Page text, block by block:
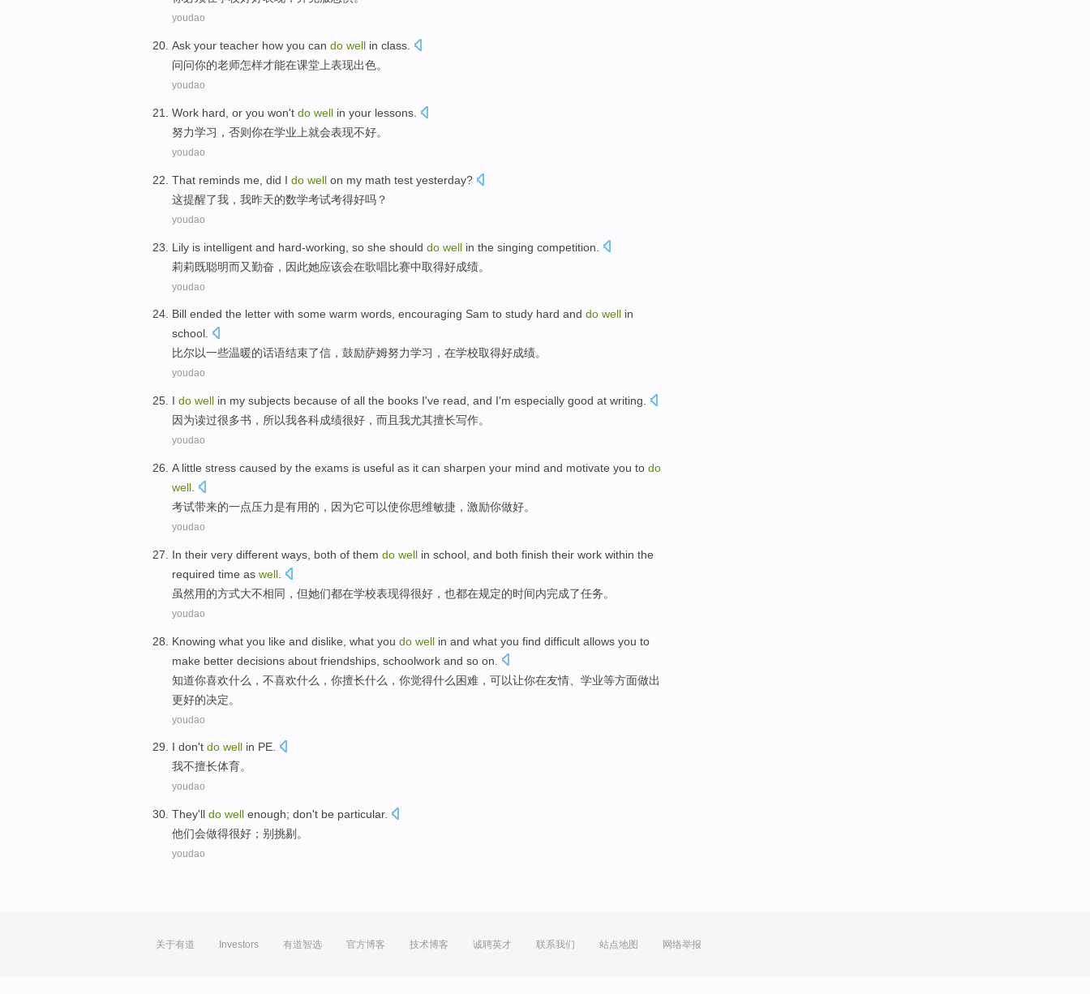
youdao
Ask your teacher how you can do well in class.
问问你的老师怎样才能在课堂上表现出色。
youdao
Work hard, or you won't do well in your lessons.
努力学习，否则你在学业上就会表现不好。
youdao
That reminds me, did I do well on my math test yesterday?
这提醒了我，我昨天的数学考试考得好吗？
youdao
L ily is intelligent and hard-working, so she should do well in the singing competition.
莉莉既聪明而又勤奋，因此她应该会在歌唱比赛中取得好成绩。
youdao
Bill ended the letter with some warm words, encouraging Sam to study hard and do well in
school.
比尔以一些温暖的话语结束了信，鼓励萨姆努力学习，在学校取得好成绩。
youdao
I do well in my subjects because of all the books I've read, and I'm especially good at writing.
因为读过很多书，所以我各科成绩很好，而且我尤其擅长写作。
youdao
Alittle stress caused by the exams is useful as it can sharpen your mind and motivate you to do
well
考试带来的一点压力是有用的，因为它可以使你思维敏捷，激励你做好。
youdao
In their very different ways, both of them do well in school, and both finish their work within the
required time as well
虽然用的方式大不相同，但她们都在学校表现得很好，也都在规定的时间内完成了任务。
youdao
Knowing what you like and dislike, what you do well in and what you find difficult allows you to
make better decisions about friendships, schoolwork and so on.
知道你喜欢什么，不喜欢什么，你擅长什么，你觉得什么困难，可以让你在友情、学业等方面做出
更好的决定。
youdao
I don't do well in PE.
我不擅长体育。
youdao
They'll do well enough; don't be particular.
他们会做得很好； 别挑剔。
youdao
关于有道 Investors 有道智选 官方博客 技术博客 诚聘英才 联系我们 站点地图 网络举报